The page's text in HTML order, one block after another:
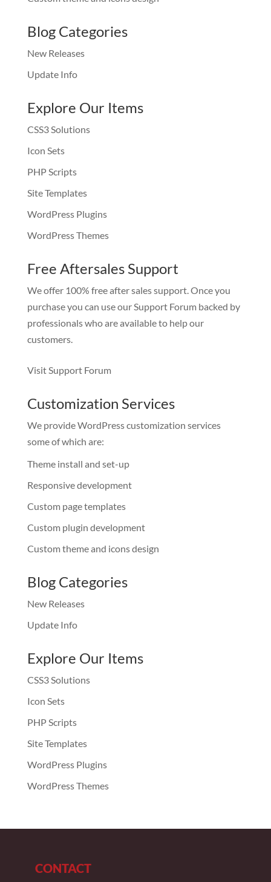
Blog Categories
New Releases
Update Info
Explore Our Items
CSS3 Solutions
Icon Sets
PHP Scripts
Site Templates
WordPress Plugins
WordPress Themes
Free Aftersales Support
We offer 100% free after sales support. Once you
purchase you can use ourSupport Forumbacked by
professionals who are available to help our
customers.
Visit Support Forum
Customization Services
We provide WordPress customization services
some of which are:
Theme install and set-up
Responsive development
Custom page templates
Custom plugin development
Custom theme and icons design
Blog Categories
New Releases
Update Info
Explore Our Items
CSS3 Solutions
Icon Sets
PHP Scripts
Site Templates
WordPress Plugins
WordPress Themes
CONTACT